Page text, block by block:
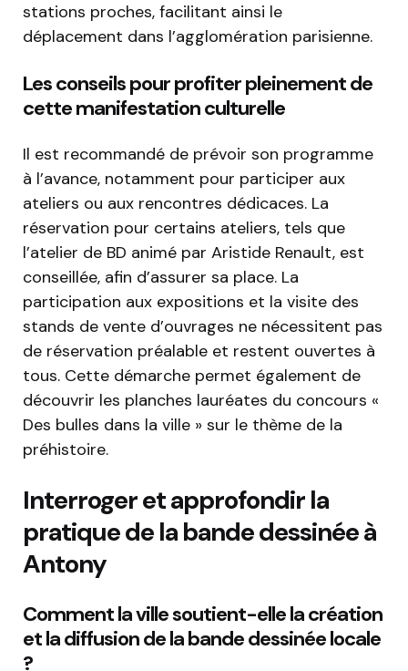
stations proches, facilitant ainsi le
déplacement dans l’agglomération parisienne.
Les conseils pour profiter pleinement de
cette manifestation culturelle
Il est recommandé de prévoir son programme
à l’avance, notamment pour participer aux
ateliers ou aux rencontres dédicaces. La
réservation pour certains ateliers, tels que
l’atelier de BD animé par Aristide Renault, est
conseillée, afin d’assurer sa place. La
participation aux expositions et la visite des
stands de vente d’ouvrages ne nécessitent pas
de réservation préalable et restent ouvertes à
tous. Cette démarche permet également de
découvrir les planches lauréates du concours «
Des bulles dans la ville » sur le thème de la
préhistoire.
Interroger et approfondir la
pratique de la bande dessinée à
Antony
Comment la ville soutient-elle la création
et la diffusion de la bande dessinée locale
?